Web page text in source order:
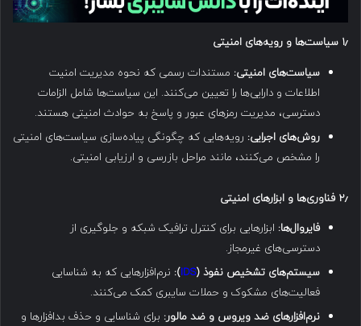
۱٫ سیاست‌ها و رویه‌های امنیتی
سیاست‌های امنیتی: مستندات رسمی که نحوه مدیریت امنیت
اطلاعات و دارایی‌ها را تعیین می‌کنند. این سیاست‌ها شامل الزامات
دسترسی، مدیریت رمزهای عبور و پاسخ به حوادث امنیتی هستند.
روش‌های اجرایی: رویه‌هایی که چگونگی پیاده‌سازی سیاست‌های امنیتی
را مشخص می‌کنند، مانند مراحل بازرسی و ارزیابی امنیتی.
۲٫ فناوری‌ها و ابزارهای امنیتی
فایروال‌ها: ابزارهایی برای کنترل ترافیک شبکه و جلوگیری از
دسترسی‌های غیرمجاز.
سیستم‌های تشخیص نفوذ (IDS
): نرم‌افزارهایی که به شناسایی
فعالیت‌های مشکوک و حملات سایبری کمک می‌کنند.
نرم‌افزارهای ضد ویروس و ضد مالور: برای شناسایی و حذف بدافزارها و